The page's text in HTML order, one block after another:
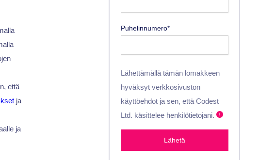
Puhelinnumero*
Lähettämällä tämän lomakkeen
hyväksyt verkkosivuston
käyttöehdot ja sen, että Codest
Ltd. käsittelee henkilötietojani.
Lähetä
että
ja
ja